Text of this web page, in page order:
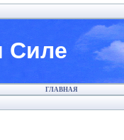
Силе
ГЛАВНАЯ